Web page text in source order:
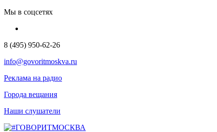
Мы в соцсетях
8 (495) 950-62-26
info@govoritmoskva.ru
Реклама на радио
Города вещания
Наши слушатели